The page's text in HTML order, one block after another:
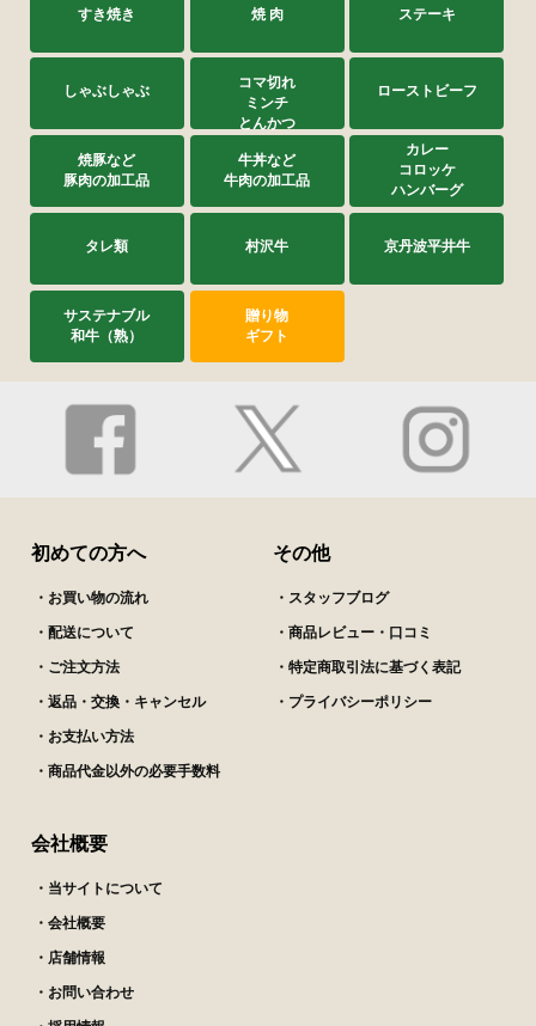
すき焼き 焼 肉 ステーキ
しゃぶしゃぶ
コマ切れ
ミンチ
とんかつ
ローストビーフ
焼豚など
豚肉の加工品
牛丼など
牛肉の加工品
カレー
コロッケ
ハンバーグ
タレ類 村沢牛 京丹波平井牛
サステナブル
和牛（熟）
贈り物
ギフト
初めての方へ
・お買い物の流れ
・配送について
・ご注文方法
・返品・交換・キャンセル
・お支払い方法
・商品代金以外の必要手数料
その他
・スタッフブログ
・商品レビュー・口コミ
・特定商取引法に基づく表記
・プライバシーポリシー
会社概要
・当サイトについて
・会社概要
・店舗情報
・お問い合わせ